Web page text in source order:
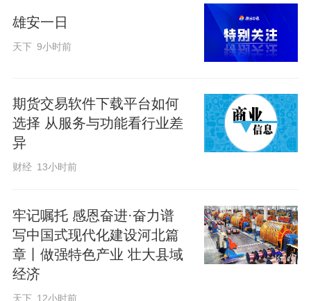
雄安一日
天下 9小时前
期货交易软件下载平台如何
选择 从服务与功能看行业差
异
财经 13小时前
牢记嘱托 感恩奋进·奋力谱
写中国式现代化建设河北篇
章丨做强特色产业 壮大县域
经济
天下 12小时前